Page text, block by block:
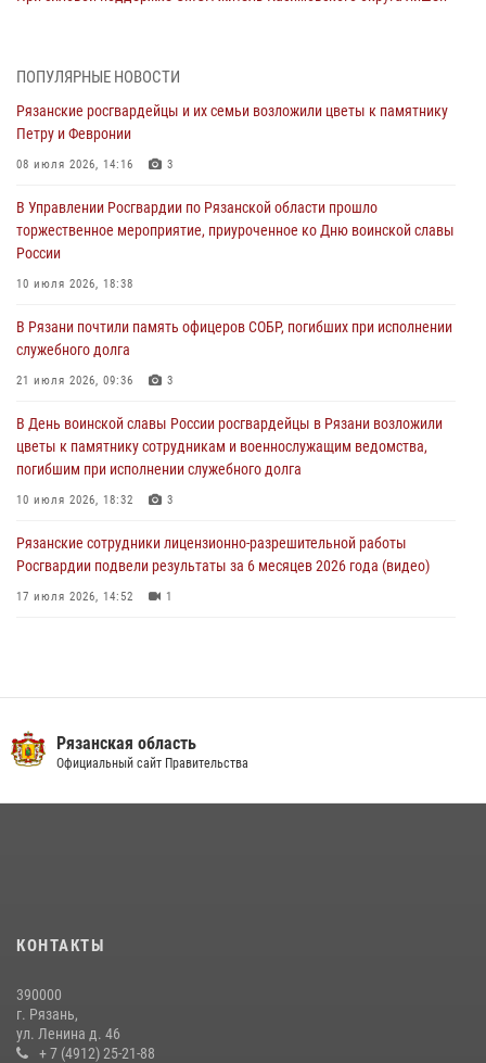
27 июля 2026, 15:26
Офицер вневедомственной охраны в эфире «Радио России - Рязань»
рассказал о службе во вневедомственной охране
23 июля 2026, 09:02
В Рязани почтили память офицеров СОБР, погибших при исполнении
служебного долга
Росгвардии подвели результаты за 6 месяцев 2026 года (видео)
17 июля 2026, 14:52
подразделений за первое полугодие 2026 года
16 июля 2026, 11:36 2
ПОПУЛЯРНЫЕ НОВОСТИ
Рязанские росгвардейцы и их семьи возложили цветы к памятнику
Петру и Февронии
08 июля 2026, 14:16 3
В Управлении Росгвардии по Рязанской области прошло
торжественное мероприятие, приуроченное ко Дню воинской славы
России
10 июля 2026, 18:38
В Рязани почтили память офицеров СОБР, погибших при исполнении
служебного долга
21 июля 2026, 09:36 3
В День воинской славы России росгвардейцы в Рязани возложили
цветы к памятнику сотрудникам и военнослужащим ведомства,
погибшим при исполнении служебного долга
10 июля 2026, 18:32 3
Рязанские сотрудники лицензионно-разрешительной работы
Росгвардии подвели результаты за 6 месяцев 2026 года (видео)
17 июля 2026, 14:52 1
В рязанском Управлении Росгвардии прошел чемпионат по мини-
футболу
подготовки
Офицер вневедомственной охраны в эфире «Радио России - Рязань»
рассказал о службе во вневедомственной охране
Рязанская область
Официальный сайт Правительства
КОНТАКТЫ
390000
г. Рязань,
ул. Ленина д. 46
+ 7 (4912) 25-21-88